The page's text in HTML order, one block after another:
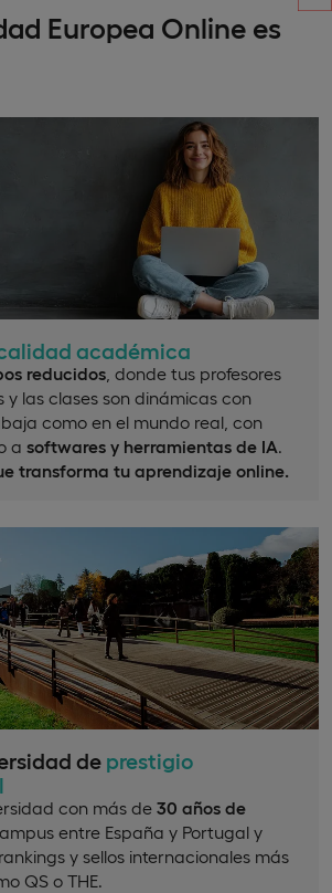
Europea Online es
académica
reducidos , donde tus profesores
y las clases son dinámicas con
como en el mundo real, con
a softwares y herramientas de IA.
transforma tu aprendizaje online.
de prestigio
con más de 30 años de
entre España y Portugal y
y sellos internacionales más
QS o THE.